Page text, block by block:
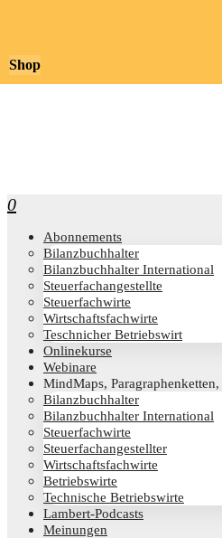
0
Abon­ne­ments
Bilanz­buch­hal­ter
Bilanz­buch­hal­ter International
Steu­er­fach­an­ge­stell­te
Steu­er­fach­wir­te
Wirt­schafts­fach­wir­te
Teschni­cher Betriebswirt
Online­kur­se
Web­i­na­re
Mind­Maps,
Bilanz­buch­hal­ter
Bilanz­buch­hal­ter International
Steu­er­fach­wir­te
Steu­er­fach­an­ge­stell­ter
Wirt­schafts­fach­wir­te
Betriebs­wir­te
Tech­ni­sche Betriebswirte
Lam­­bert-Pod­­casts
Mei­nun­gen
Shop